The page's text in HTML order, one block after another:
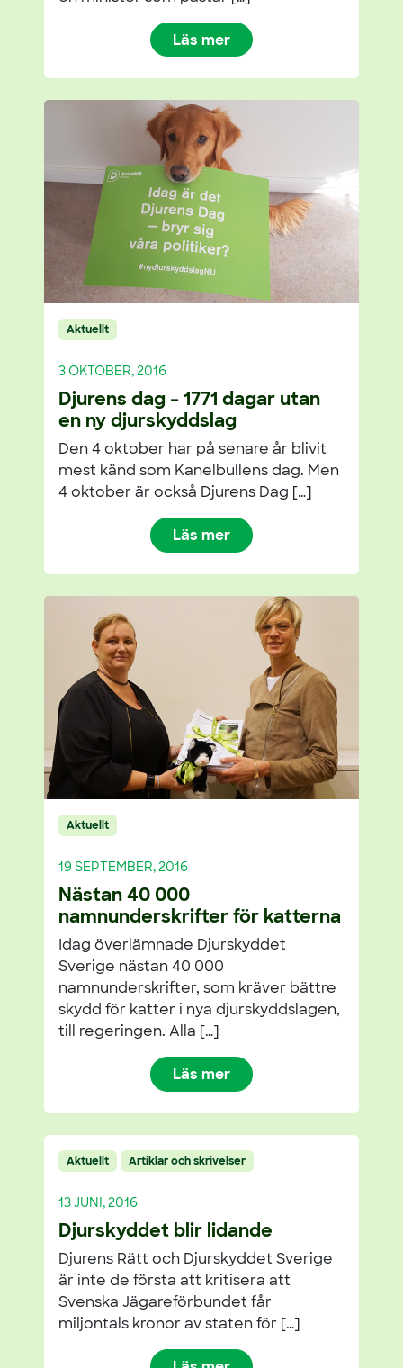
Läs mer
Aktuellt
3 OKTOBER, 2016
Djurens dag – 1771 dagar utan
en ny djurskyddslag
Den 4 oktober har på senare år blivit
mest känd som Kanelbullens dag. Men
4 oktober är också Djurens Dag […]
Läs mer
Aktuellt
19 SEPTEMBER, 2016
Nästan 40 000
namnunderskrifter för katterna
Idag överlämnade Djurskyddet
Sverige nästan 40 000
namnunderskrifter, som kräver bättre
skydd för katter i nya djurskyddslagen,
till regeringen. Alla […]
Läs mer
Aktuellt Artiklar och skrivelser
13 JUNI, 2016
Djurskyddet blir lidande
Djurens Rätt och Djurskyddet Sverige
är inte de första att kritisera att
Svenska Jägareförbundet får
miljontals kronor av staten för […]